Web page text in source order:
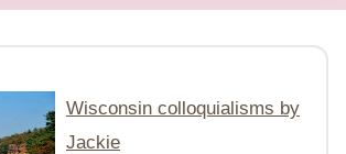
Wisconsin colloquialisms by
Jackie